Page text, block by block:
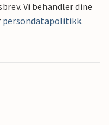
Vi behandler dine
persondatapolitikk.